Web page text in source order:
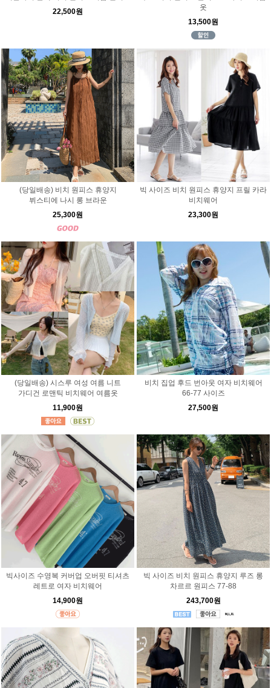
22,500원
옷
13,500원
(당일배송) 비치 원피스 휴양지
뷔스티에 나시 롱 브라운
25,300원
빅 사이즈 비치 원피스 휴양지 프릴 카라
비치웨어
23,300원
(당일배송) 시스루 여성 여름 니트
가디건 로맨틱 비치웨어 여름옷
11,900원
비치 집업 후드 번아웃 여자 비치웨어
66-77 사이즈
27,500원
빅사이즈 수영복 커버업 오버핏 티셔츠
레트로 여자 비치웨어
14,900원
빅 사이즈 비치 원피스 휴양지 루즈 롱
차르르 원피스 77-88
243,700원